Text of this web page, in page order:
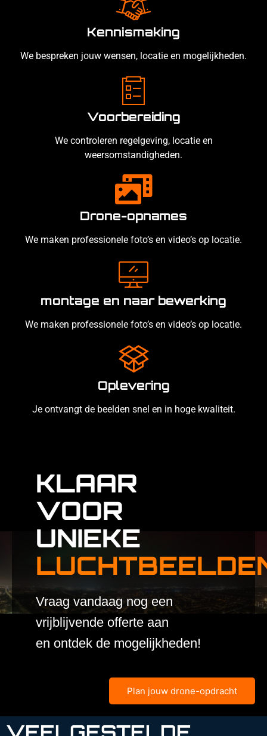
Kennismaking
We bespreken jouw wensen, locatie en mogelijkheden.
Voorbereiding
We controleren regelgeving, locatie en
weersomstandigheden.
Drone-opnames
We maken professionele foto’s en video’s op locatie.
montage en naar bewerking
We maken professionele foto’s en video’s op locatie.
Oplevering
Je ontvangt de beelden snel en in hoge kwaliteit.
KLAAR
VOOR
UNIEKE
Vraag vandaag nog een
vrijblijvende offerte aan
en ontdek de mogelijkheden!
Plan jouw drone-opdracht